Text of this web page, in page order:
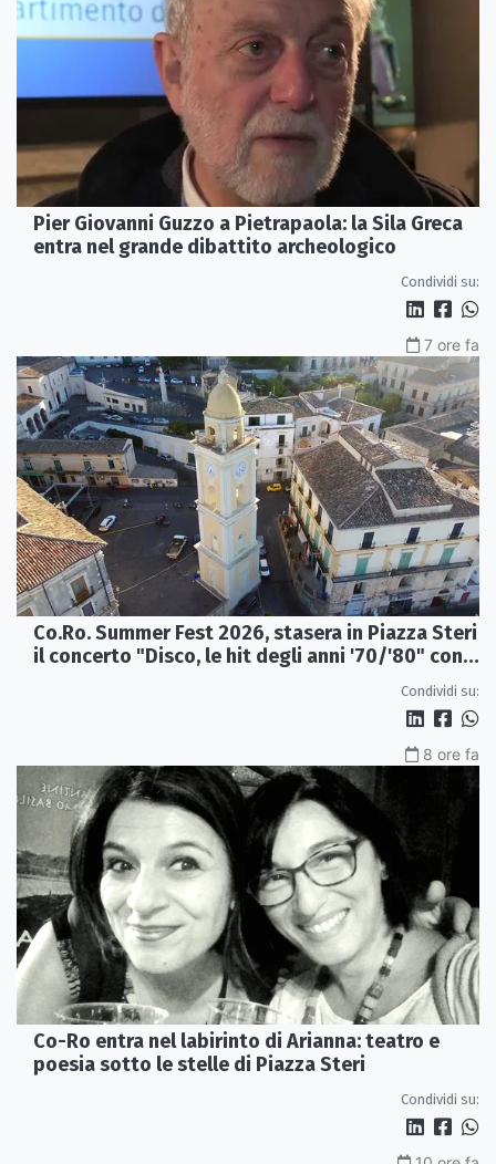
Pier Giovanni Guzzo a Pietrapaola: la Sila Greca
entra nel grande dibattito archeologico
Condividi su:
7 ore fa
Co.Ro. Summer Fest 2026, stasera in Piazza Steri
il concerto "Disco, le hit degli anni '70/'80" con
Condividi su:
8 ore fa
Co-Ro entra nel labirinto di Arianna: teatro e
poesia sotto le stelle di Piazza Steri
Condividi su: